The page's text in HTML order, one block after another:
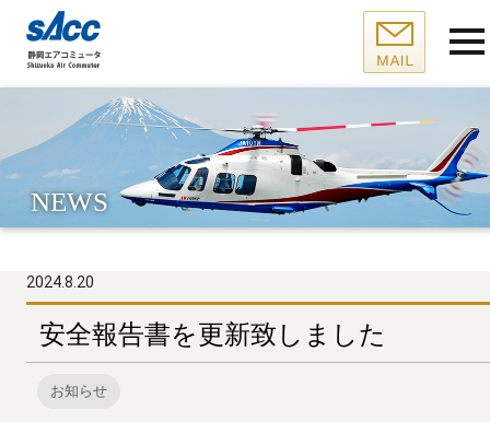
NEWS
2024.8.20
安全報告書を更新致しました
お知らせ